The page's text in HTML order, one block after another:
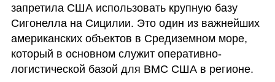
запретила США использовать крупную базу
Сигонелла на Сицилии. Это один из важнейших
американских объектов в Средиземном море,
который в основном служит оперативно-
логистической базой для ВМС США в регионе.